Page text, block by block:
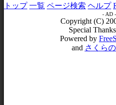
トップ 一覧 ページ検索 ヘルプ
- AD -
Copyright (C)
Special
Powered by
and さくら